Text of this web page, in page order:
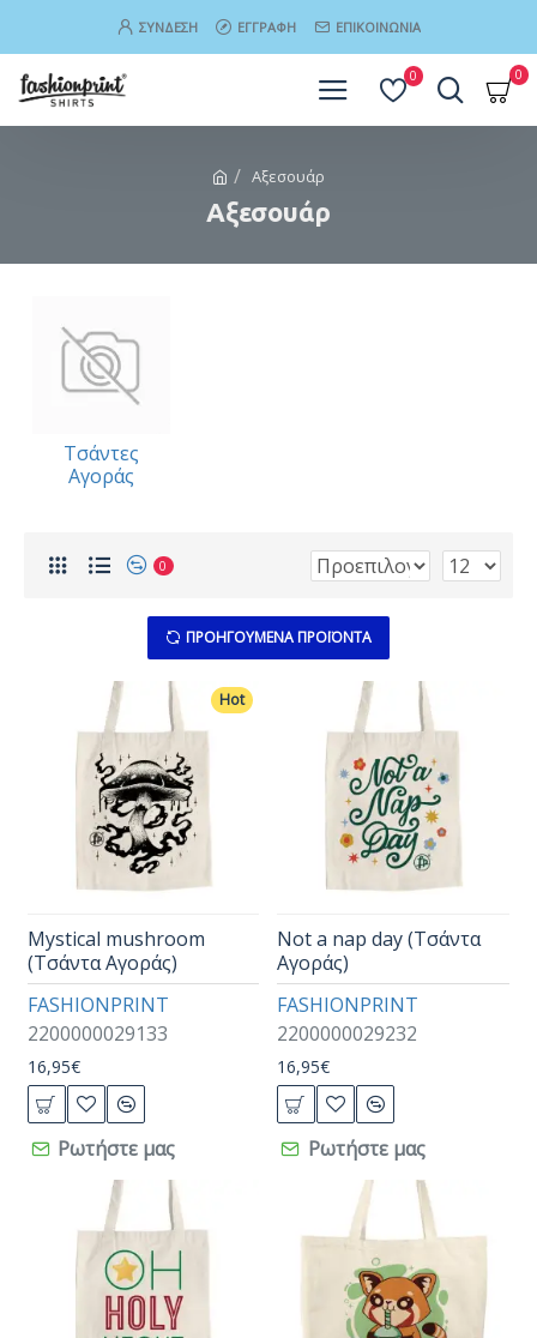
ΣΎΝΔΕΣΗ ΕΓΓΡΑΦΉ ΕΠΙΚΟΙΝΩΝΊΑ
0 0
Αξεσουάρ
Αξεσουάρ
Τσάντες
Αγοράς
0
ΠΡΟΗΓΟΎΜΕΝΑ ΠΡΟΪΌΝΤΑ
Hot
FASHIONPRINT
2200000029133
Mystical mushroom
(Τσάντα Αγοράς)
16,95€
Ρωτήστε μας
FASHIONPRINT
2200000029232
Not a nap day (Τσάντα
Αγοράς)
16,95€
Ρωτήστε μας